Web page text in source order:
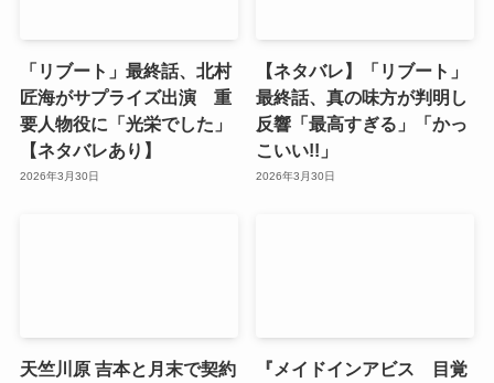
「リブート」最終話、北村
匠海がサプライズ出演 重
要人物役に「光栄でした」
【ネタバレあり】
2026年3月30日
【ネタバレ】「リブート」
最終話、真の味方が判明し
反響「最高すぎる」「かっ
こいい!!」
2026年3月30日
天竺川原 吉本と月末で契約
『メイドインアビス 目覚